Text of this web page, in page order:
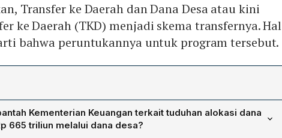
Transfer ke Daerah dan Dana Desa atau kini
ke Daerah (TKD) menjadi skema transfernya. Hal
bahwa peruntukannya untuk program tersebut.
Kementerian Keuangan terkait tuduhan alokasi dana
665 triliun melalui dana desa?